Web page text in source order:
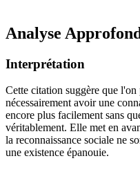
Analyse
Interprétation
Cette citation suggère que
nécessairement avoir une
encore plus facilement sans
véritablement. Elle met en
la reconnaissance sociale ne
une existence épanouie.